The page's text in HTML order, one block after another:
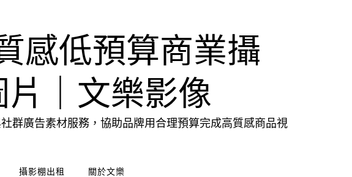
感低預算商業攝
｜文樂影像
群廣告素材服務，協助品牌用合理預算完成高質感商品視
攝影棚出租 關於文樂